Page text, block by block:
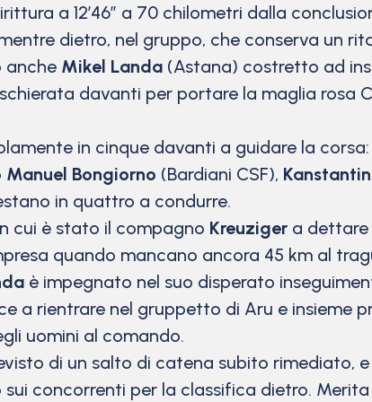
a 12’46” a 70 chilometri dalla
dietro, nel gruppo, che conserva un
anche Mikel Landa (Astana) costretto ad
davanti per portare la maglia rosa
in cinque davanti a guidare la corsa:
Manuel Bongiorno (Bardiani CSF),
in quattro a condurre.
cui è stato il compagno Kreuziger a dettare
quando mancano ancora 45 km al
è impegnato nel suo disperato
a rientrare nel gruppetto di Aru e insieme
uomini al comando.
di un salto di catena subito rimediato,
concorrenti per la classifica dietro.